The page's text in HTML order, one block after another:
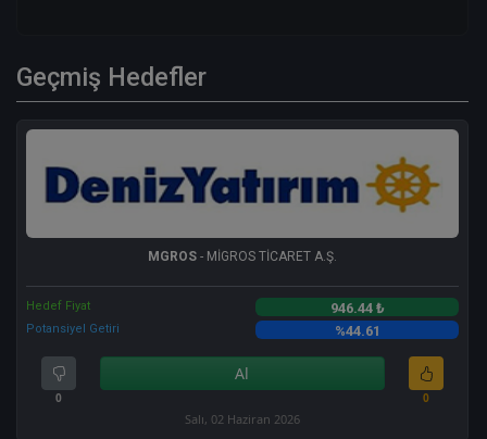
Geçmiş Hedefler
MGROS - MİGROS TİCARET A.Ş.
Hedef Fiyat 946.44 ₺
Potansiyel Getiri %44.61
0
Al
0
Salı, 02 Haziran 2026